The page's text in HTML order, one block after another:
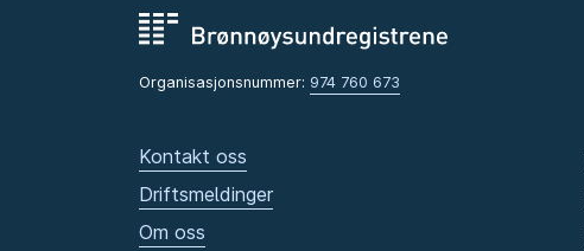
Organisasjonsnummer: 974 760 673
Kontakt oss
Driftsmeldinger
Om oss